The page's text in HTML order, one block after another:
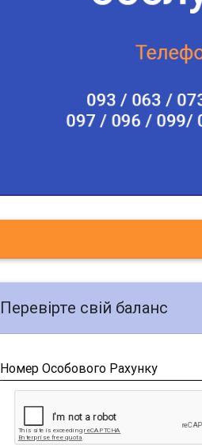
Перевірте свій баланс
Номер Особового Рахунку